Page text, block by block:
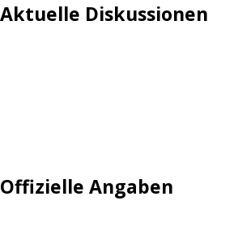
Aktuelle Diskussionen
Offizielle Angaben